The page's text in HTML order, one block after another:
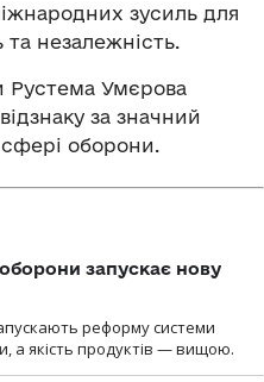
зусиль для
та незалежність.
Рустема Умєрова
за значний
сфері оборони.
запускає нову
реформу системи
а якість продуктів — вищою.